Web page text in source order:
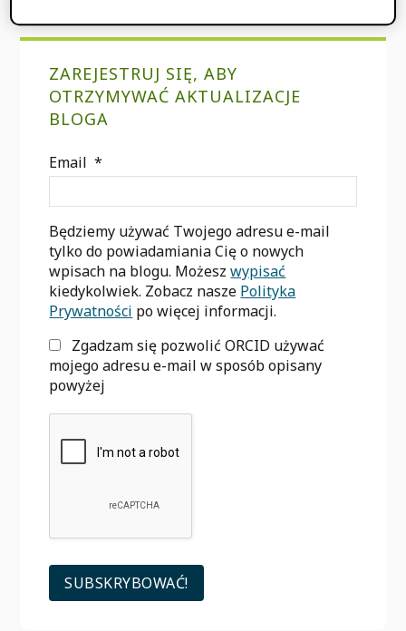
Sidebar
ZAREJESTRUJ SIĘ, ABY
OTRZYMYWAĆ AKTUALIZACJE
BLOGA
Email*
Będziemy używać Twojego adresu e-mail
tylko do powiadamiania Cię o nowych
wpisach na blogu. Możeszwypisać
kiedykolwiek. Zobacz nasze Polityka
Prywatności po więcej informacji.
Zgadzam się pozwolić ORCID używać
mojego adresu e-mail w sposób opisany
powyżej